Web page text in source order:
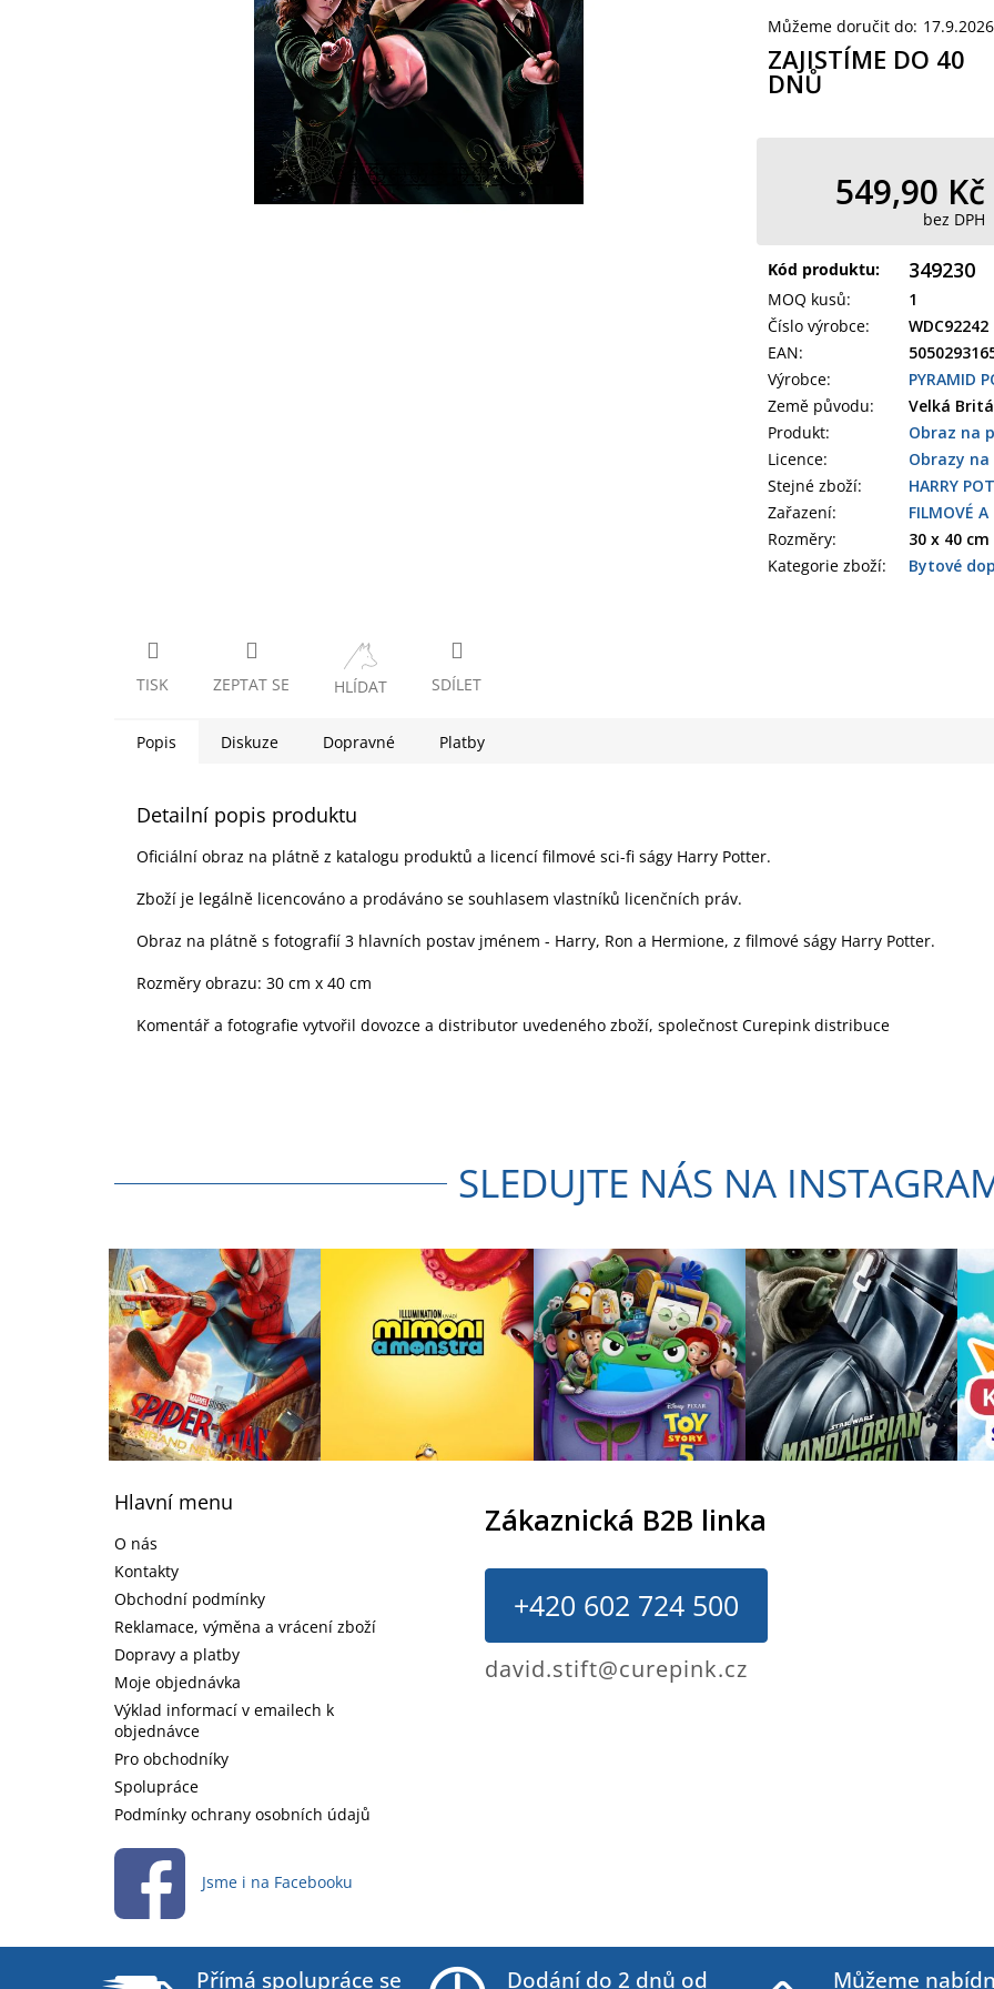
Můžeme doručit do: 17.9.2026
ZAJISTÍME DO 40
DNŮ
549,90 Kč
bez DPH
Kód produktu: 349230
MOQ kusů:
1
Číslo výrobce:
WDC92242
EAN:
Výrobce:
PYRAMID
Země původu:
Velká
Produkt:
Obraz na
Licence:
Obrazy
Stejné zboží:
HARRY
Zařazení:
FILMOVÉ
Rozměry:
30 x 40 cm
Kategorie zboží: Bytové
TISK ZEPTAT SE HLÍDAT SDÍLET
Popis Diskuze Dopravné Platby
Detailní popis produktu
Oficiální obraz na plátně z katalogu produktů a licencí filmové sci-fi ságy Harry Potter.
Zboží je legálně licencováno a prodáváno se souhlasem vlastníků licenčních práv.
Obraz na plátně s fotografií 3 hlavních postav jménem - Harry, Ron a Hermione, z filmové ságy Harry Potter.
Rozměry obrazu: 30 cm x 40 cm
Komentář a fotografie vytvořil dovozce a distributor uvedeného zboží, společnost Curepink distribuce
SLEDUJTE NÁS NA
Hlavní menu
O nás
Kontakty
Obchodní podmínky
Reklamace, výměna a vrácení zboží
Dopravy a platby
Moje objednávka
Výklad informací v emailech k
objednávce
Pro obchodníky
Spolupráce
Podmínky ochrany osobních údajů
Jsme i na Facebooku
Zákaznická B2B linka
+420 602 724 500
david.stift@curepink.cz
Přímá spolupráce se Dodání do 2 dnů od Můžeme